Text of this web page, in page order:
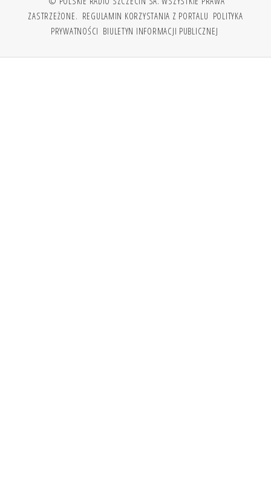
ZASTRZEŻONE. REGULAMIN KORZYSTANIA Z PORTALU POLITYKA
PRYWATNOŚCI BIULETYN INFORMACJI PUBLICZNEJ